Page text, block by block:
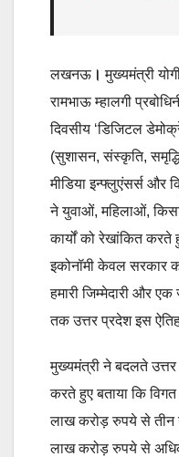
लखनऊ ।मुख्यमंत्री
रामभाऊ म्हालगी
दिवसीय ‘डिजिटल
(सुशासन, संस्कृति,
मीडिया इन्फ्लुएंसर्स और
ने युवाओं, महिलाओं,
कार्यों को रेखांकित
इकोनॉमी केवल सरकार
हमारी जिम्मेदारी और
तक उत्तर प्रदेश इस
मुख्यमंत्री ने बदलते
करते हुए बताया कि विगत
लाख करोड़ रुपये से तीन
लाख करोड़ रुपये से